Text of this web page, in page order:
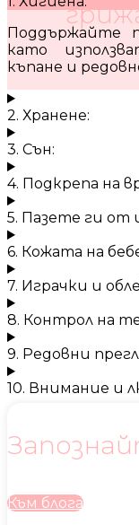
Поддържайте
като
къпане и
2. Хранене:
3. Сън:
4. Подкрепа на
5. Пазете ги от
6. Кожата на
7. Играчки и
8. Контрол на
9. Редовни
10. Внимание и
Към блога